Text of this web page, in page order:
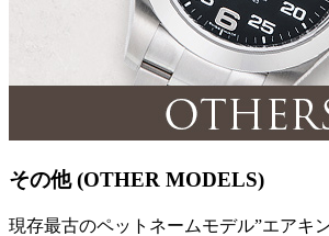
その他 (OTHER MODELS)
現存最古のペットネームモデル”エアキ